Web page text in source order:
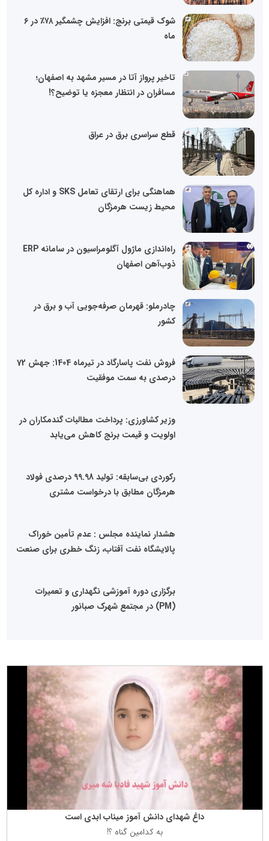
شوک قیمتی برنج: افزایش چشمگیر ۷۸٪ در ۶
ماه
تاخیر پرواز آتا در مسیر مشهد به اصفهان؛
مسافران در انتظار معجزه یا توضیح؟!
قطع سراسری برق در عراق
هماهنگی برای ارتقای تعامل SKS و اداره کل
محیط زیست هرمزگان
راه‌اندازی ماژول آگلومراسیون در سامانه ERP
ذوب‌آهن اصفهان
چادرملو: قهرمان صرفه‌جویی آب و برق در
کشور
فروش نفت پاسارگاد در تیرماه 1404: جهش 72
درصدی به سمت موفقیت
وزیر کشاورزی: پرداخت مطالبات گندمکاران در
اولویت و قیمت برنج کاهش می‌یابد
رکوردی بی‌سابقه: تولید 99.98 درصدی فولاد
هرمزگان مطابق با درخواست مشتری
هشدار نماینده مجلس : عدم تأمین خوراک
پالایشگاه نفت آفتاب، زنگ خطری برای صنعت
برگزاری دوره آموزشی نگهداری و تعمیرات
(PM) در مجتمع شهرک صبانور
داغ شهدای دانش آموز میناب ابدی است
به كدامین گناه ؟!